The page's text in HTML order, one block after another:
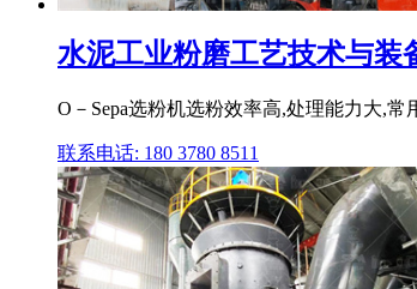
水泥工业粉磨工艺技术与装
O－Sepa选粉机选粉效率高,处理能力大,
联系电话: 180 3780 8511